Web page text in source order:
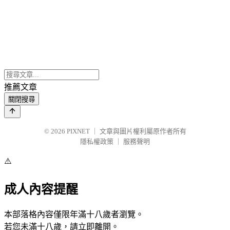
推薦文章
關閉搜尋
© 2026 PIXNET
文章與圖片權利屬原作者所有
隱私權政策
服務聲明
⚠️
成人內容提醒
本部落格內容僅限年滿十八歲者瀏覽。
若您未滿十八歲，請立即離開。